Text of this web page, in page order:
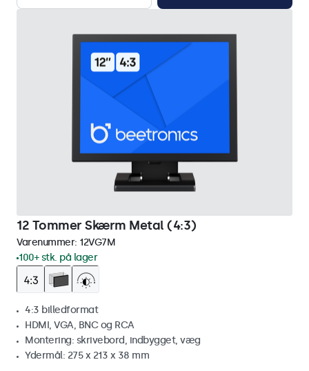
12 Tommer Skærm Metal (4:3)
Varenummer: 12VG7M
100+ stk. på lager
4:3 billedformat
HDMI, VGA, BNC og RCA
Montering: skrivebord, indbygget, væg
Ydermål: 275 x 213 x 38 mm